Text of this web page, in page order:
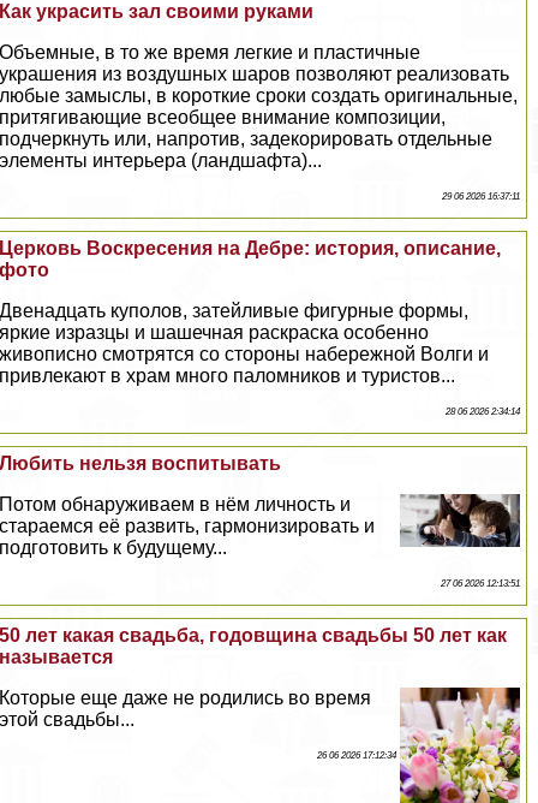
Как украсить зал своими руками
Объемные, в то же время легкие и пластичные
украшения из воздушных шаров позволяют реализовать
любые замыслы, в короткие сроки создать оригинальные,
притягивающие всеобщее внимание композиции,
подчеркнуть или, напротив, задекорировать отдельные
элементы интерьера (ландшафта)...
29 06 2026 16:37:11
Церковь Воскресения на Дебре: история, описание,
фото
Двенадцать куполов, затейливые фигурные формы,
яркие изразцы и шашечная раскраска особенно
живописно смотрятся со стороны набережной Волги и
привлекают в храм много паломников и туристов...
28 06 2026 2:34:14
Любить нельзя воспитывать
Потом обнаруживаем в нём личность и
стараемся её развить, гармонизировать и
подготовить к будущему...
27 06 2026 12:13:51
50 лет какая свадьба, годовщина свадьбы 50 лет как
называется
Которые еще даже не родились во время
этой свадьбы...
26 06 2026 17:12:34